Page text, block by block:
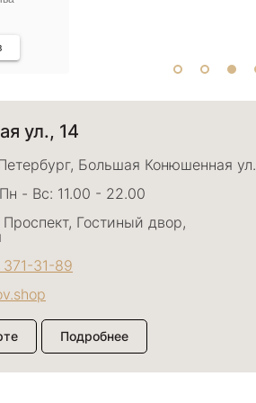
ул., 14
Большая Конюшенная
- Вс: 11.00 - 22.00
Гостиный двор,
371-31-89
Подробнее